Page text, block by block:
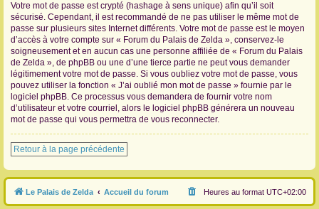
Votre mot de passe est crypté (hashage à sens unique) afin qu’il soit
sécurisé. Cependant, il est recommandé de ne pas utiliser le même mot de
passe sur plusieurs sites Internet différents. Votre mot de passe est le moyen
d’accès à votre compte sur « Forum du Palais de Zelda », conservez-le
soigneusement et en aucun cas une personne affiliée de « Forum du Palais
de Zelda », de phpBB ou une d’une tierce partie ne peut vous demander
légitimement votre mot de passe. Si vous oubliez votre mot de passe, vous
pouvez utiliser la fonction « J’ai oublié mon mot de passe » fournie par le
logiciel phpBB. Ce processus vous demandera de fournir votre nom
d’utilisateur et votre courriel, alors le logiciel phpBB générera un nouveau
mot de passe qui vous permettra de vous reconnecter.
Retour à la page précédente
Le Palais de Zelda Accueil du forum Heures au format UTC+02:00